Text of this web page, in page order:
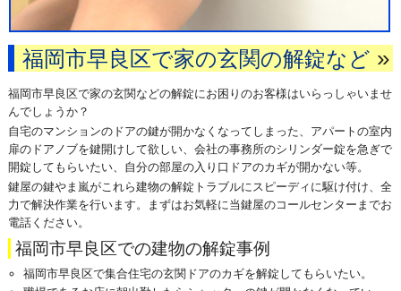
福岡市早良区で家の玄関の解錠など »
福岡市早良区で家の玄関などの解錠にお困りのお客様はいらっしゃいませ
んでしょうか？
自宅のマンションのドアの鍵が開かなくなってしまった、アパートの室内
扉のドアノブを鍵開けして欲しい、会社の事務所のシリンダー錠を急ぎで
開錠してもらいたい、自分の部屋の入り口ドアのカギが開かない等。
鍵屋の鍵やま嵐がこれら建物の解錠トラブルにスピーディに駆け付け、全
力で解決作業を行います。まずはお気軽に当鍵屋のコールセンターまでお
電話ください。
福岡市早良区での建物の解錠事例
福岡市早良区で集合住宅の玄関ドアのカギを解錠してもらいたい。